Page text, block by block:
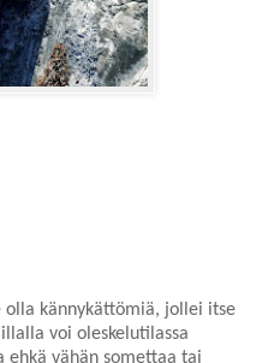
olla kännykättömiä, jollei itse
voi oleskelutilassa
vähän somettaa tai